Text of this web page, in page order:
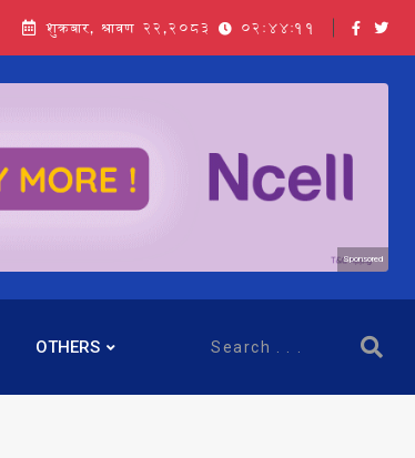
शुक्रबार, श्रावण २२,२०८३ 02:44:12
Sponsored
OTHERS